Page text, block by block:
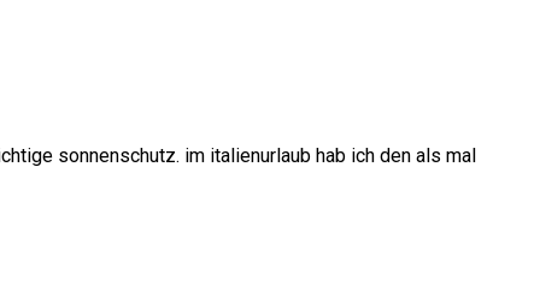
sonnenschutz. im italienurlaub hab ich den als mal